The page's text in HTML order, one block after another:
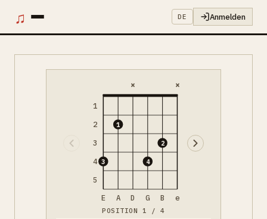
♫ DE Anmelden
1
2
3
4
5
× ×
3
1
4
2
E A D G B e
POSITION 1 / 4